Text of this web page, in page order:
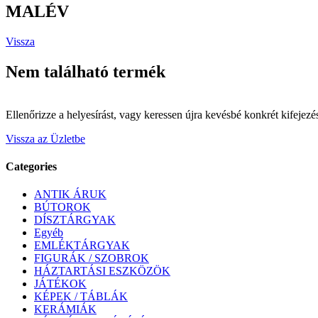
MALÉV
Vissza
Nem található termék
Ellenőrizze a helyesírást, vagy keressen újra kevésbé konkrét
Vissza az Üzletbe
Categories
ANTIK ÁRUK
BÚTOROK
DÍSZTÁRGYAK
Egyéb
EMLÉKTÁRGYAK
FIGURÁK / SZOBROK
HÁZTARTÁSI ESZKÖZÖK
JÁTÉKOK
KÉPEK / TÁBLÁK
KERÁMIÁK